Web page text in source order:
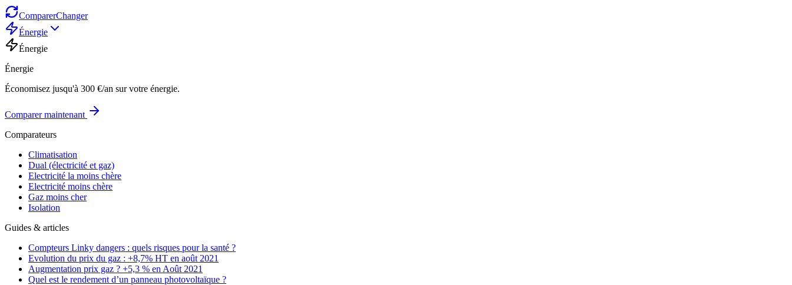
ComparerChanger
Énergie
Énergie
Énergie
Économisez jusqu'à 300 €/an sur votre énergie.
Comparer maintenant
Comparateurs
Climatisation
Dual (électricité et gaz)
Electricité la moins chère
Electricité moins chère
Gaz moins cher
Isolation
Guides & articles
Compteurs Linky dangers : quels risques pour la santé ?
Evolution du prix du gaz : +8,7% HT en août 2021
Augmentation prix gaz ? +5,3 % en Août 2021
Quel est le rendement d’un panneau photovoltaïque ?